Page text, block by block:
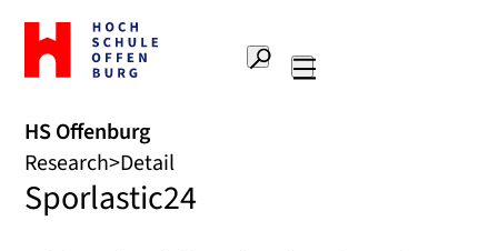
To
the
home
Offenburg
University
of
Applied
Sciences
Search
HS Offenburg
Research Detail
Sporlastic24